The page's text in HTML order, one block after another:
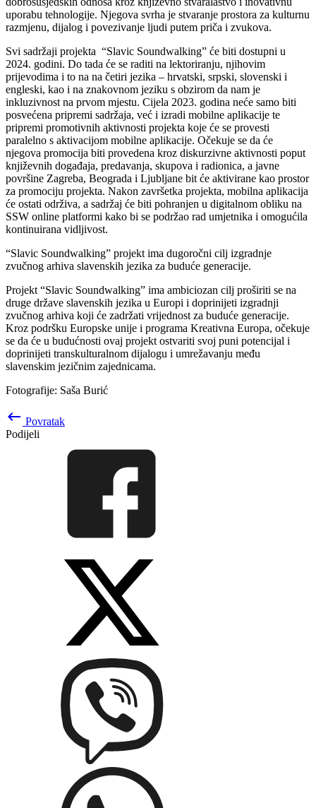
uporabu tehnologije. Njegova svrha je stvaranje prostora za kulturnu
razmjenu, dijalog i povezivanje ljudi putem priča i zvukova.
Svi sadržaji projekta “Slavic Soundwalking” će biti dostupni u
2024. godini. Do tada će se raditi na lektoriranju, njihovim
prijevodima i to na na četiri jezika – hrvatski, srpski, slovenski i
engleski, kao i na znakovnom jeziku s obzirom da nam je
inkluzivnost na prvom mjestu. Cijela 2023. godina neće samo biti
posvećena pripremi sadržaja, već i izradi mobilne aplikacije te
pripremi promotivnih aktivnosti projekta koje će se provesti
paralelno s aktivacijom mobilne aplikacije. Očekuje se da će
njegova promocija biti provedena kroz diskurzivne aktivnosti poput
književnih događaja, predavanja, skupova i radionica, a javne
površine Zagreba, Beograda i Ljubljane bit će aktivirane kao prostor
za promociju projekta. Nakon završetka projekta, mobilna aplikacija
će ostati održiva, a sadržaj će biti pohranjen u digitalnom obliku na
SSW online platformi kako bi se podržao rad umjetnika i omogućila
kontinuirana vidljivost.
“Slavic Soundwalking” projekt ima dugoročni cilj izgradnje
zvučnog arhiva slavenskih jezika za buduće generacije.
Projekt “Slavic Soundwalking” ima ambiciozan cilj proširiti se na
druge države slavenskih jezika u Europi i doprinijeti izgradnji
zvučnog arhiva koji će zadržati vrijednost za buduće generacije.
Kroz podršku Europske unije i programa Kreativna Europa, očekuje
se da će u budućnosti ovaj projekt ostvariti svoj puni potencijal i
doprinijeti transkulturalnom dijalogu i umrežavanju među
slavenskim jezičnim zajednicama.
Fotografije: Saša Burić
keyboard_backspace Povratak
Podijeli